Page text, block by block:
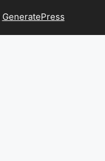
GeneratePress